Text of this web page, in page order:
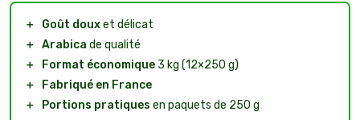
＋ Goût douxet délicat
＋ Arabica de qualité
＋
Format économique 3 kg (12×250 g)
＋
Fabriqué en France
＋
Portions pratiques en paquets de 250 g